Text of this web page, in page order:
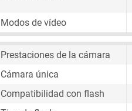
Modos de vídeo
Prestaciones de la cámara
Cámara única
Compatibilidad con flash